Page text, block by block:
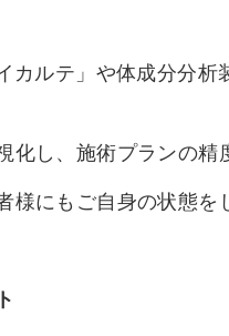
カルテ」や体成分分
化し、施術プランの精
様にもご自身の状態を